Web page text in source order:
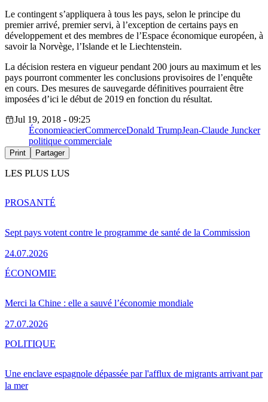
Le contingent s’appliquera à tous les pays, selon le principe du
premier arrivé, premier servi, à l’exception de certains pays en
développement et des membres de l’Espace économique européen, à
savoir la Norvège, l’Islande et le Liechtenstein.
La décision restera en vigueur pendant 200 jours au maximum et les
pays pourront commenter les conclusions provisoires de l’enquête
en cours. Des mesures de sauvegarde définitives pourraient être
imposées d’ici le début de 2019 en fonction du résultat.
Jul 19, 2018 - 09:25
ÉconomieacierCommerceDonald TrumpJean-Claude Juncker
politique commerciale
Print Partager
LES PLUS LUS
Sept pays votent contre le programme de santé de la Commission
24.07.2026
PROSANTÉ
Merci la Chine : elle a sauvé l’économie mondiale
27.07.2026
ÉCONOMIE
Une enclave espagnole dépassée par l'afflux de migrants arrivant par
la mer
POLITIQUE